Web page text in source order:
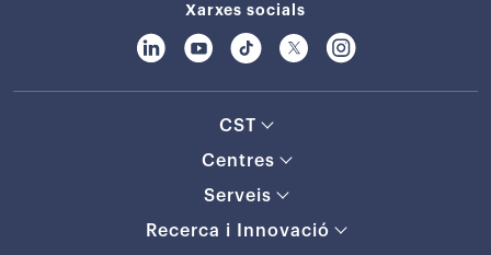
Xarxes socials
CST
Centres
Serveis
Recerca i Innovació